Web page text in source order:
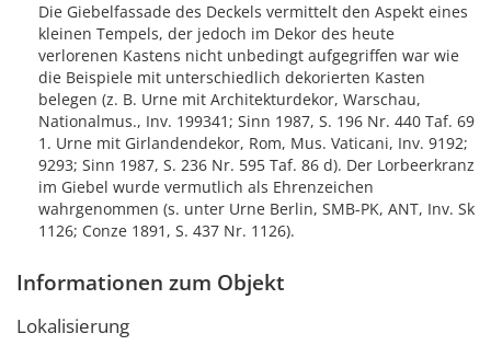
Die Giebelfassade des Deckels vermittelt den Aspekt eines
kleinen Tempels, der jedoch im Dekor des heute
verlorenen Kastens nicht unbedingt aufgegriffen war wie
die Beispiele mit unterschiedlich dekorierten Kasten
belegen (z. B. Urne mit Architekturdekor, Warschau,
Nationalmus., Inv. 199341; Sinn 1987, S. 196 Nr. 440 Taf. 69
1. Urne mit Girlandendekor, Rom, Mus. Vaticani, Inv. 9192;
9293; Sinn 1987, S. 236 Nr. 595 Taf. 86 d). Der Lorbeerkranz
im Giebel wurde vermutlich als Ehrenzeichen
wahrgenommen (s. unter Urne Berlin, SMB-PK, ANT, Inv. Sk
1126; Conze 1891, S. 437 Nr. 1126).
Informationen zum Objekt
Lokalisierung